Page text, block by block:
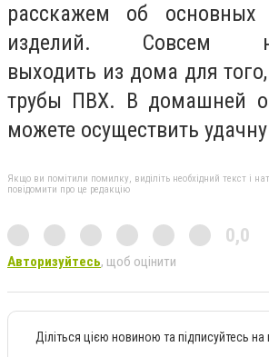
расскажем об основных
изделий. Совсем
выходить из дома для
трубы ПВХ. В домашней
можете осуществить
Якщо ви помітили помилку, виділіть необхідний текст і
повідомити про це редакцію
0,0
Авторизуйтесь, щоб оцінити
Діліться цією новиною та підписуйтесь на